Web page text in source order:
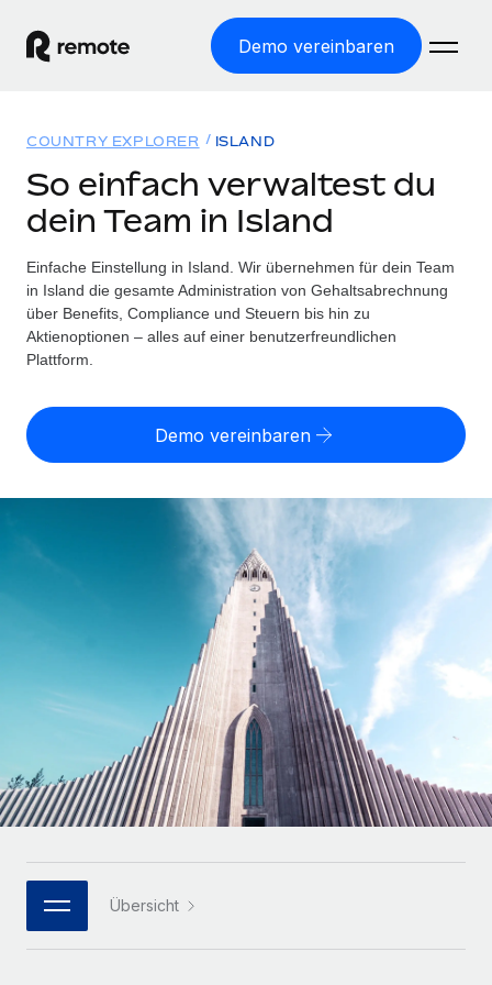
Demo vereinbaren
WELTWEITE BESCHÄFTIGUNG
Globale Payroll
Einfache, rechtssicher Payroll
Employer of Record
Weltweites Wachstum ohne Kosten für Niederlassungen
Contractor of Record
Rechtssichere, weltweite Arbeit mit Freelancer:innen
Globales Onboarding und Verwalten von
Auslagern von komplexen HR-Aufgaben
Remote Embedded
Nahtlose Integration der HR in bestehende Abläufe
Plattform
Integrierte HR-Kernfunktionen für dein Team
MCP
Integrationen
Lösungen
WELTWEITE ABDECKUNG
Country Explorer
Länderspezifische Unterstützung bei der Einstellung
Einfache Einstellung in allen US-Bundesstaaten
Agile HR- und Payroll-Lösungen für wachsende
Maßgeschneiderte HR-Lösungen, um Teams zu
vergrößern
Enterprise
Globale HR für Konzerne und Großunternehmen
PARTNER WERDEN
Flexible Einbettung von Global-HR-Funktionen in deine
Ressourcen
TOOLS UND RECHNER
Scheinselbstständigkeitsrisiko berechnen
Personalkostenrechner
Gesamtbeschäftigungskosten
Honorarzahlungen berechnen
Informationen zu möglichen Währungen und
Abwicklungsfristen für globale Freelancer:innen
LERNEN MIT REMOTE
Forschung und Leitfäden
Fallstudien
HR-Glossar
Bibliothek für Stellenbeschreibungen
Webinare
Preise
Nederlands
Español
Português (Portugal)
한국어
Anmelden
COUNTRY EXPLORER ISLAND
So einfach verwaltest du
dein Team in Island
Einfache Einstellung in Island. Wir übernehmen für dein Team
in Island die gesamte Administration von Gehaltsabrechnung
über Benefits, Compliance und Steuern bis hin zu
Aktienoptionen – alles auf einer benutzerfreundlichen
Plattform.
Demo vereinbaren
Übersicht